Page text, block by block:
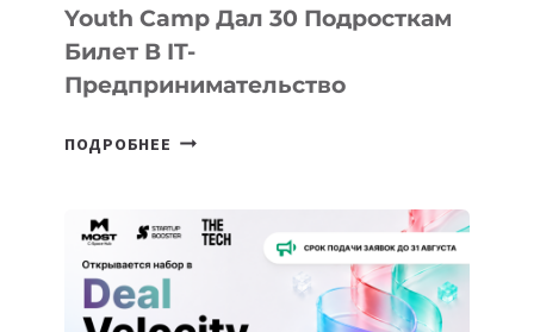
Youth Camp Дал 30 Подросткам
Билет В IT-
Предпринимательство
ПОДРОБНЕЕ ОТ
АЛМАТЫ:
КАК
AI
YOUTH